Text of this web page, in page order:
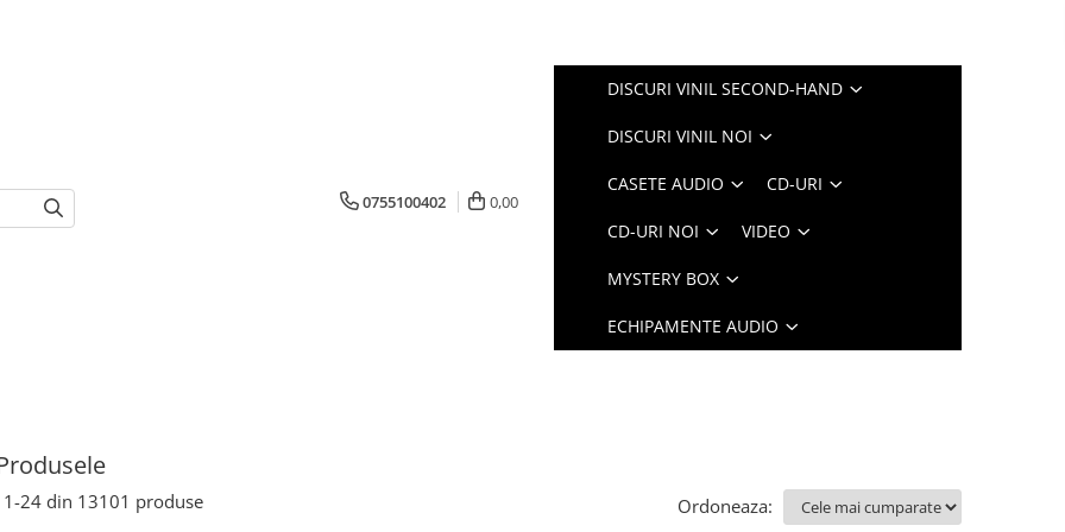
0755100402 0,00
DISCURI VINIL SECOND-HAND
DISCURI VINIL NOI
CASETE AUDIO CD-URI
CD-URI NOI VIDEO
MYSTERY BOX
ECHIPAMENTE AUDIO
1-24 din 13101 produse Ordoneaza: